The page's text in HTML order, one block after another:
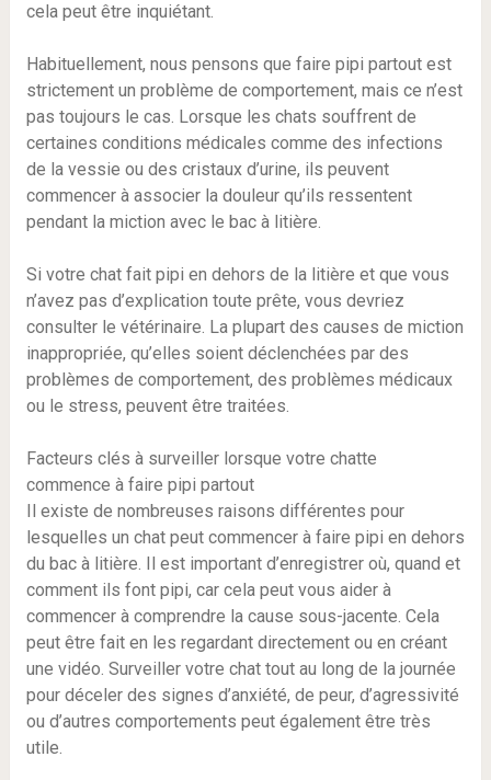
cela peut être inquiétant.
Habituellement, nous pensons que faire pipi partout est
strictement un problème de comportement, mais ce n’est
pas toujours le cas. Lorsque les chats souffrent de
certaines conditions médicales comme des infections
de la vessie ou des cristaux d’urine, ils peuvent
commencer à associer la douleur qu’ils ressentent
pendant la miction avec le bac à litière.
Si votre chat fait pipi en dehors de la litière et que vous
n’avez pas d’explication toute prête, vous devriez
consulter le vétérinaire. La plupart des causes de miction
inappropriée, qu’elles soient déclenchées par des
problèmes de comportement, des problèmes médicaux
ou le stress, peuvent être traitées.
Facteurs clés à surveiller lorsque votre chatte
commence à faire pipi partout
Il existe de nombreuses raisons différentes pour
lesquelles un chat peut commencer à faire pipi en dehors
du bac à litière. Il est important d’enregistrer où, quand et
comment ils font pipi, car cela peut vous aider à
commencer à comprendre la cause sous-jacente. Cela
peut être fait en les regardant directement ou en créant
une vidéo. Surveiller votre chat tout au long de la journée
pour déceler des signes d’anxiété, de peur, d’agressivité
ou d’autres comportements peut également être très
utile.